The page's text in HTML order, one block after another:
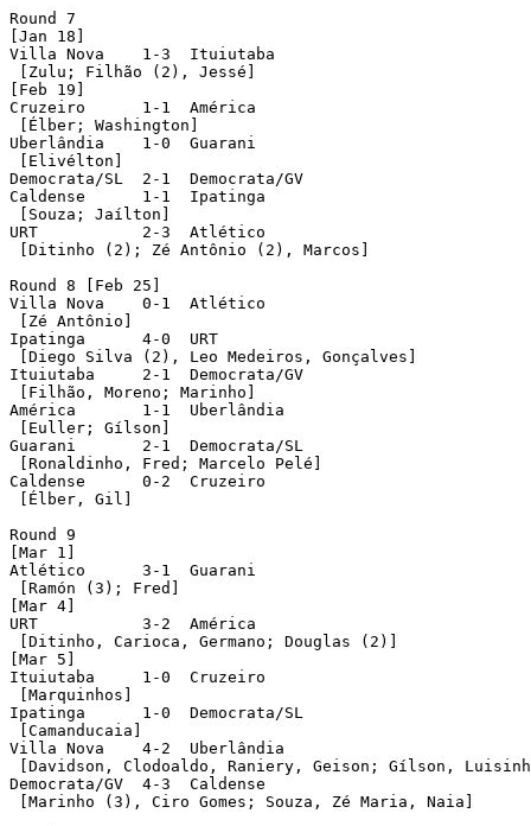
Round 7
[Jan 18]
Villa Nova    1-3  Ituiutaba
[Zulu; Filhão (2), Jessé]
[Feb 19]
Cruzeiro      1-1  América
[Élber; Washington]
Uberlândia    1-0  Guarani
[Elivélton]
Democrata/SL  2-1  Democrata/GV
Caldense      1-1  Ipatinga
[Souza; Jaílton]
URT           2-3  Atlético
[Ditinho (2); Zé Antônio (2), Marcos]
Round 8 [Feb 25]
Villa Nova    0-1  Atlético
[Zé Antônio]
Ipatinga      4-0  URT
[Diego Silva (2), Leo Medeiros, Gonçalves]
Ituiutaba     2-1  Democrata/GV
[Filhão, Moreno; Marinho]
América       1-1  Uberlândia
[Euller; Gílson]
Guarani       2-1  Democrata/SL
[Ronaldinho, Fred; Marcelo Pelé]
Caldense      0-2  Cruzeiro
[Élber, Gil]
Round 9
[Mar 1]
Atlético      3-1  Guarani
[Ramón (3); Fred]
[Mar 4]
URT           3-2  América
[Ditinho, Carioca, Germano; Douglas (2)]
[Mar 5]
Ituiutaba     1-0  Cruzeiro
[Marquinhos]
Ipatinga      1-0  Democrata/SL
[Camanducaia]
Villa Nova    4-2  Uberlândia
[Davidson, Clodoaldo, Raniery, Geison; Gílson,
Democrata/GV  4-3  Caldense
[Marinho (3), Ciro Gomes; Souza, Zé Maria, Naia]